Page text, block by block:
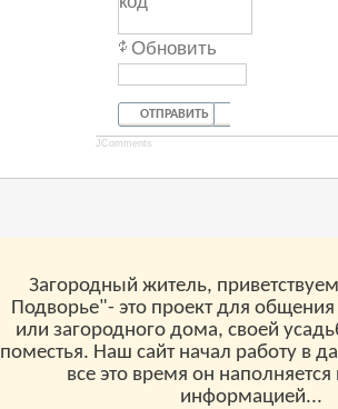
Обновить
ОТПРАВИТЬ
JComments
Загородный житель,
Подворье"- это проект для
или загородного дома, своей
поместья. Наш сайт начал работу в
все это время он
информацией...